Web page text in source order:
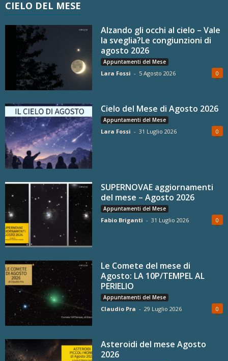
CIELO DEL MESE
Alzando gli occhi al cielo – Vale
la sveglia?Le congiunzioni di
agosto 2026
Appuntamenti del Mese
Lara Fossi - 5 Agosto 2026 0
Cielo del Mese di Agosto 2026
Appuntamenti del Mese
Lara Fossi - 31 Luglio 2026 0
SUPERNOVAE aggiornamenti
del mese – Agosto 2026
Appuntamenti del Mese
Fabio Briganti - 31 Luglio 2026 0
Le Comete del mese di
Agosto: LA 10P/TEMPEL AL
PERIELIO
Appuntamenti del Mese
Claudio Pra - 29 Luglio 2026 0
Asteroidi del mese Agosto
2026